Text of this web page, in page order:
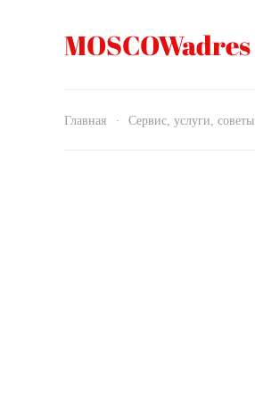
MOSCOWadres
Главная Сервис, услуги, советы